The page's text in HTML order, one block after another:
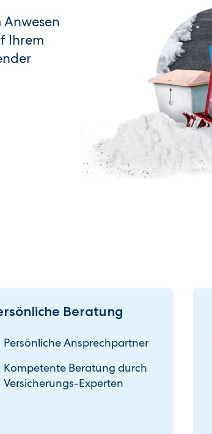
Ihrem
Beratung
Persönliche Ansprechpartner
Kompetente Beratung durch
Versicherungs-Experten